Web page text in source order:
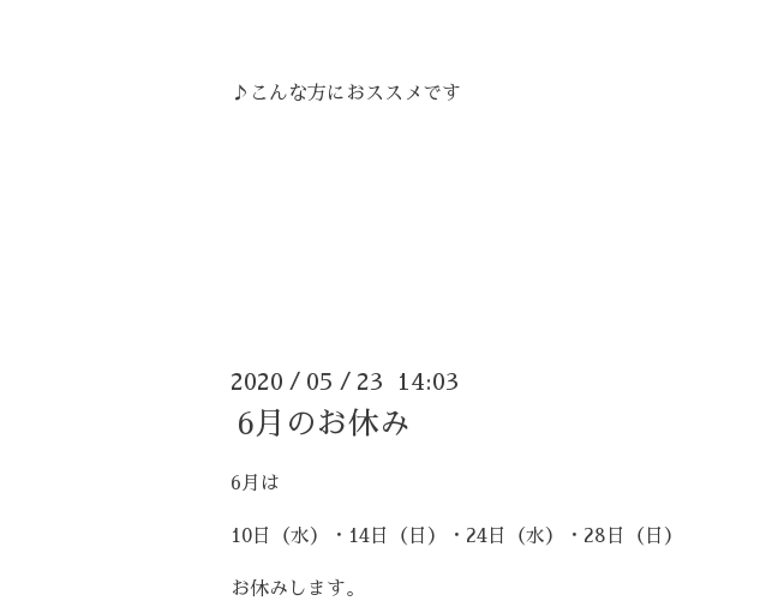
♪こんな方におススメです
2020 / 05 / 23 14:03
6月のお休み
6月は
10日（水）・14日（日）・24日（水）・28日（日）
お休みします。